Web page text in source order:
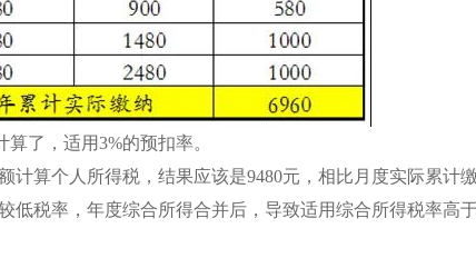
了，适用3%的预扣率。
算个人所得税，结果应该是9480元，相比月度实际累计缴
税率，年度综合所得合并后，导致适用综合所得税率高